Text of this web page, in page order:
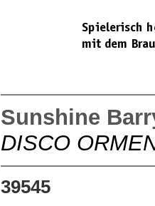
Sunshine
DISCO
39545